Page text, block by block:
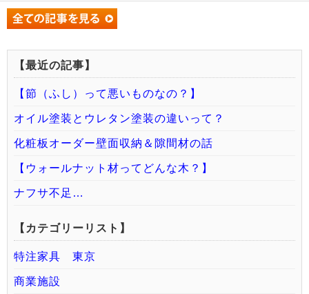
【最近の記事】
【節（ふし）って悪いものなの？】
オイル塗装とウレタン塗装の違いって？
化粧板オーダー壁面収納＆隙間材の話
【ウォールナット材ってどんな木？】
ナフサ不足…
【カテゴリーリスト】
特注家具 東京
商業施設